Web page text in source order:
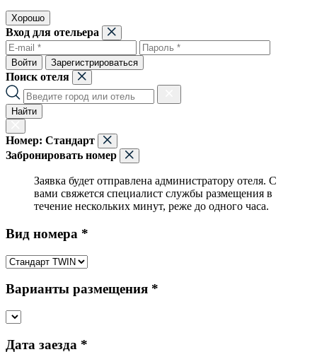
Хорошо
Вход для отельера
Войти Зарегистрироваться
Поиск отеля
Найти
Номер: Стандарт
Забронировать номер
Заявка будет отправлена администратору отеля. С
вами свяжется специалист службы размещения в
течение нескольких минут, реже до одного часа.
Вид номера *
Варианты размещения *
Дата заезда *